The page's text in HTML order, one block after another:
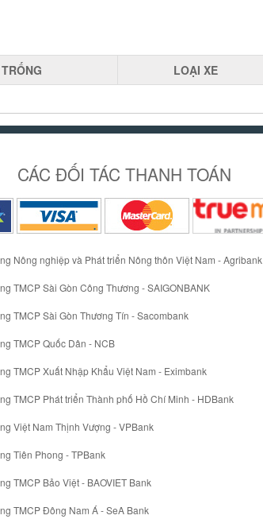
TRỐNG LOẠI XE
CÁC ĐỐI TÁC THANH TOÁN
Nông nghiệp và Phát triển Nông thôn Việt Nam - Agribank
TMCP Sài Gòn Công Thương - SAIGONBANK
TMCP Sài Gòn Thương Tín - Sacombank
TMCP Quốc Dân - NCB
TMCP Xuất Nhập Khẩu Việt Nam - Eximbank
TMCP Phát triển Thành phố Hồ Chí Minh - HDBank
Việt Nam Thịnh Vượng - VPBank
Tiên Phong - TPBank
TMCP Bảo Việt - BAOVIET Bank
TMCP Đông Nam Á - SeA Bank